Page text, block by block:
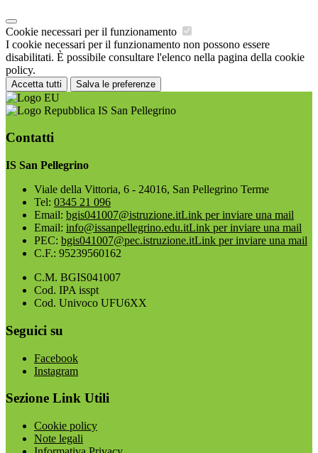
Cookie necessari per il funzionamento
I cookie necessari per il funzionamento non possono essere
disabilitati. È possibile consultare l'elenco nella pagina della cookie
policy.
Accetta tutti Salva le preferenze
IS San Pellegrino
Contatti
IS San Pellegrino
Viale della Vittoria, 6 - 24016, San Pellegrino Terme
Tel: 0345 21 096
Email: bgis041007@istruzione.itLink per inviare una mail
Email: info@issanpellegrino.edu.itLink per inviare una mail
PEC: bgis041007@pec.istruzione.itLink per inviare una mail
C.F.: 95239560162
C.M. BGIS041007
Cod. IPA isspt
Cod. Univoco UFU6XX
Seguici su
Facebook
Instagram
Sezione Link Utili
Cookie policy
Note legali